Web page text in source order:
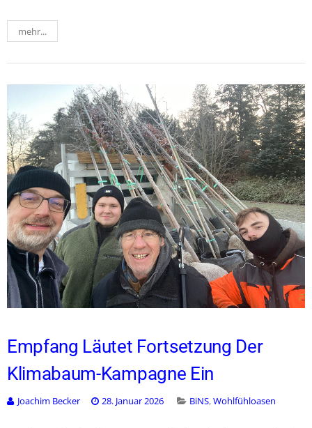
mehr...
Empfang Läutet Fortsetzung Der
Klimabaum-Kampagne Ein
Joachim Becker 28. Januar 2026 BiNS,Wohlfühloasen